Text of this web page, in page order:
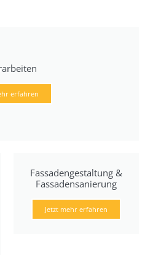
erfahren
Fassadengestaltung &
Fassadensanierung
Jetzt mehr erfahren